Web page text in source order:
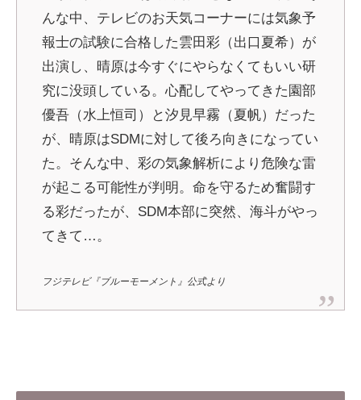
んな中、テレビのお天気コーナーには気象予
報士の試験に合格した雲田彩（出口夏希）が
出演し、晴原は今すぐにやらなくてもいい研
究に没頭している。心配してやってきた園部
優吾（水上恒司）と汐見早霧（夏帆）だった
が、晴原はSDMに対して後ろ向きになってい
た。そんな中、彩の気象解析により危険な雷
が起こる可能性が判明。命を守るため奮闘す
る彩だったが、SDM本部に突然、海斗がやっ
てきて…。
フジテレビ『ブルーモーメント』公式より